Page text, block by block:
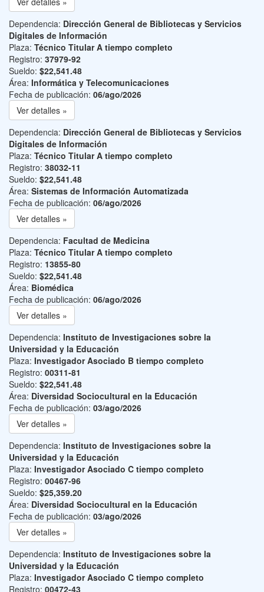
Dependencia: Dirección General de Bibliotecas y Servicios
Digitales de Información
Plaza: Técnico Titular A tiempo completo
Registro: 37979-92
Sueldo: $22,541.48
Área: Informática y Telecomunicaciones
Fecha de publicación: 06/ago/2026
Ver detalles »
Dependencia: Dirección General de Bibliotecas y Servicios
Digitales de Información
Plaza: Técnico Titular A tiempo completo
Registro: 38032-11
Sueldo: $22,541.48
Área: Sistemas de Información Automatizada
Fecha de publicación: 06/ago/2026
Ver detalles »
Dependencia: Facultad de Medicina
Plaza: Técnico Titular A tiempo completo
Registro: 13855-80
Sueldo: $22,541.48
Área: Biomédica
Fecha de publicación: 06/ago/2026
Ver detalles »
Dependencia: Instituto de Investigaciones sobre la
Universidad y la Educación
Plaza: Investigador Asociado B tiempo completo
Registro: 00311-81
Sueldo: $22,541.48
Área: Diversidad Sociocultural en la Educación
Fecha de publicación: 03/ago/2026
Ver detalles »
Dependencia: Instituto de Investigaciones sobre la
Universidad y la Educación
Plaza: Investigador Asociado C tiempo completo
Registro: 00467-96
Sueldo: $25,359.20
Área: Diversidad Sociocultural en la Educación
Fecha de publicación: 03/ago/2026
Ver detalles »
Dependencia: Instituto de Investigaciones sobre la
Universidad y la Educación
Plaza: Investigador Asociado C tiempo completo
Registro: 00472-43